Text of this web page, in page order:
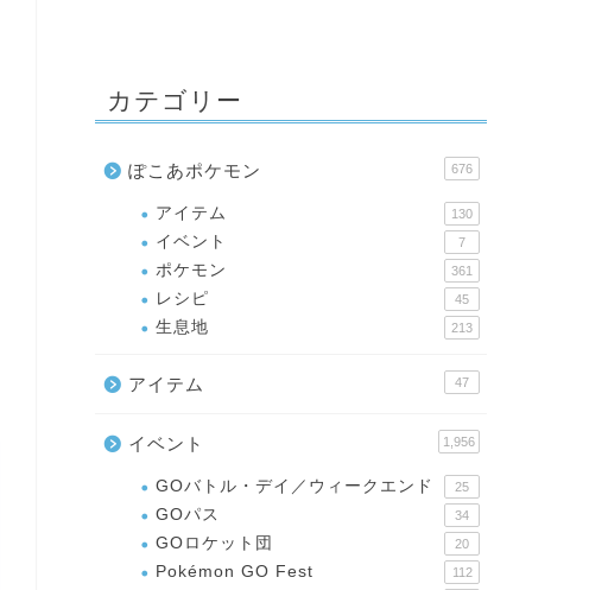
カテゴリー
ぽこあポケモン 676
アイテム 130
イベント 7
ポケモン 361
レシピ 45
生息地 213
アイテム 47
イベント 1,956
GOバトル・デイ／ウィークエンド 25
GOパス 34
GOロケット団 20
Pokémon GO Fest 112